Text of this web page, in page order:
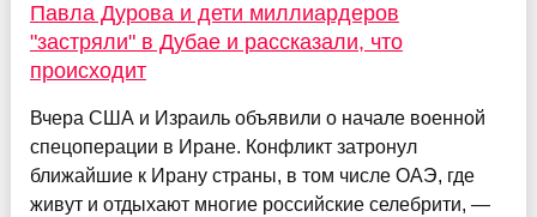
Павла Дурова и дети миллиардеров
"застряли" в Дубае и рассказали, что
происходит
Вчера США и Израиль объявили о начале военной
спецоперации в Иране. Конфликт затронул
ближайшие к Ирану страны, в том числе ОАЭ, где
живут и отдыхают многие российские селебрити, —